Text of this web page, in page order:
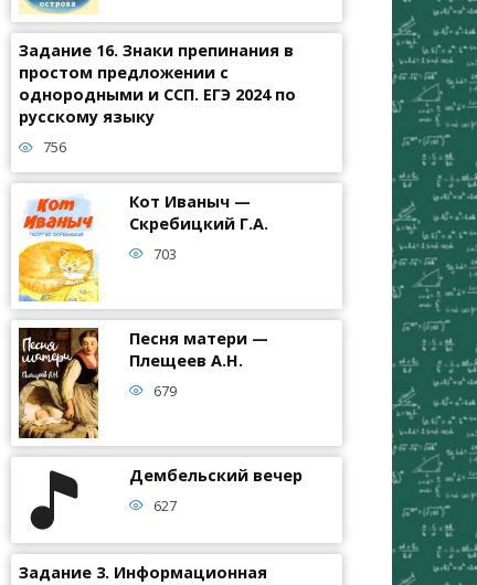
Задание 16. Знаки препинания в
простом предложении с
однородными и ССП. ЕГЭ 2024 по
русскому языку
756
Кот Иваныч —
Скребицкий Г.А.
703
Песня матери —
Плещеев А.Н.
679
Дембельский вечер
627
Задание 3. Информационная